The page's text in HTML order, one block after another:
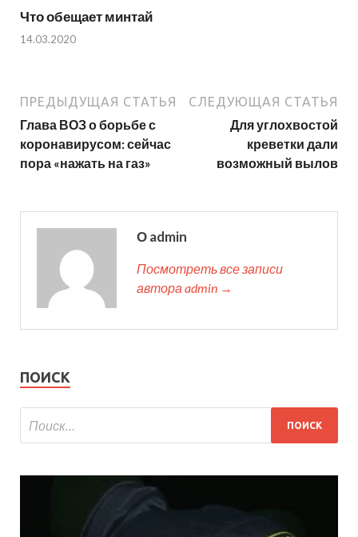
Что обещает минтай
14.03.2020
ПРЕДЫДУЩАЯ СТАТЬЯ
Глава ВОЗ о борьбе с
коронавирусом: сейчас
пора «нажать на газ»
СЛЕДУЮЩАЯ СТАТЬЯ
Для углохвостой
креветки дали
возможный вылов
О admin
Посмотреть все записи
автора admin →
ПОИСК